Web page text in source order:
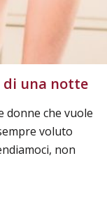
di una notte
donne che vuole
voluto
non